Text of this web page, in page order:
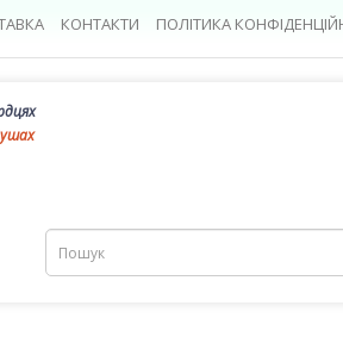
КОНТАКТИ ПОЛІТИКА